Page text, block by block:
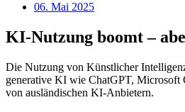
06. Mai 2025
KI-Nutzung boomt –
Die Nutzung von Künstlicher
generative KI wie ChatGPT, Microsoft
von ausländischen KI-Anbietern.